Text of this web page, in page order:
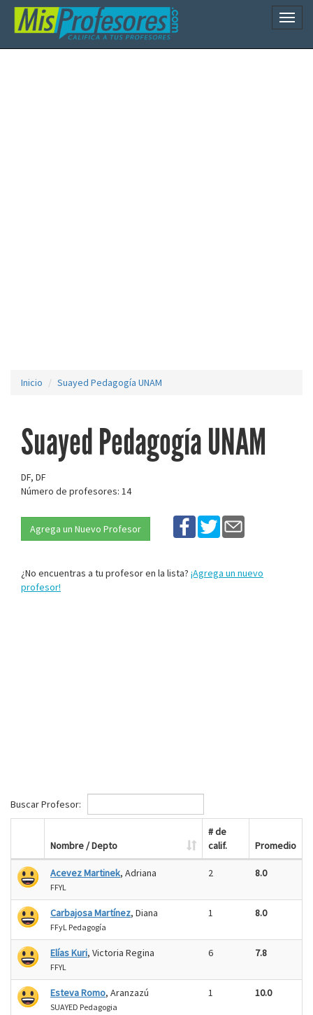
Inicio Suayed Pedagogía UNAM
Suayed Pedagogía UNAM
DF, DF
Número de profesores: 14
Agrega un Nuevo Profesor
¿No encuentras a tu profesor en la lista? ¡Agrega un nuevo
profesor!
Buscar Profesor:
Nombre / Depto
# de
calif.
Promedio
Acevez Martinek, Adriana
FFYL
2 8.0
Carbajosa Martínez, Diana
FFyL Pedagogía
1 8.0
Elías Kuri, Victoria Regina
FFYL
6 7.8
Esteva Romo, Aranzazú
SUAYED Pedagogia
1 10.0